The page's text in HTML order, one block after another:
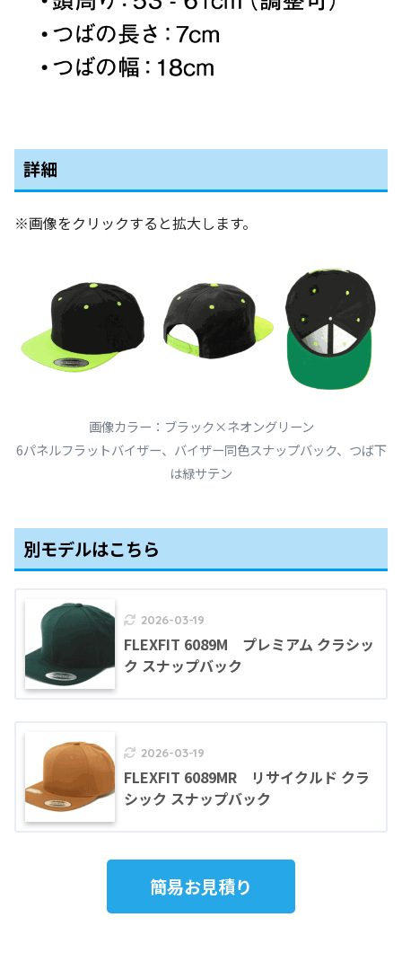
詳細
※画像をクリックすると拡大します。
画像カラー：ブラック×ネオングリーン
6パネルフラットバイザー、バイザー同色スナップバック、つば下
は緑サテン
別モデルはこちら
2026-03-19
FLEXFIT 6089M プレミアム クラシッ
ク スナップバック
2026-03-19
FLEXFIT 6089MR リサイクルド クラ
シック スナップバック
簡易お見積り